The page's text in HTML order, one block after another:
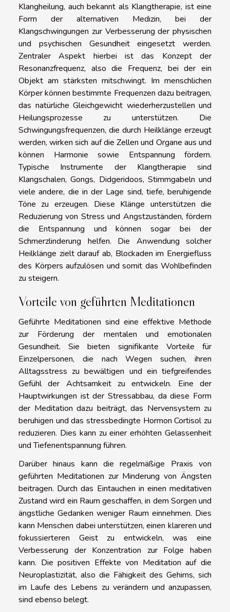
Klangheilung, auch bekannt als Klangtherapie, ist eine
Form der alternativen Medizin, bei der
Klangschwingungen zur Verbesserung der physischen
und psychischen Gesundheit eingesetzt werden.
Zentraler Aspekt hierbei ist das Konzept der
Resonanzfrequenz, also die Frequenz, bei der ein
Objekt am stärksten mitschwingt. Im menschlichen
Körper können bestimmte Frequenzen dazu beitragen,
das natürliche Gleichgewicht wiederherzustellen und
Heilungsprozesse zu unterstützen. Die
Schwingungsfrequenzen, die durch Heilklänge erzeugt
werden, wirken sich auf die Zellen und Organe aus und
können Harmonie sowie Entspannung fördern.
Typische Instrumente der Klangtherapie sind
Klangschalen, Gongs, Didgeridoos, Stimmgabeln und
viele andere, die in der Lage sind, tiefe, beruhigende
Töne zu erzeugen. Diese Klänge unterstützen die
Reduzierung von Stress und Angstzuständen, fördern
die Entspannung und können sogar bei der
Schmerzlinderung helfen. Die Anwendung solcher
Heilklänge zielt darauf ab, Blockaden im Energiefluss
des Körpers aufzulösen und somit das Wohlbefinden
zu steigern.
Vorteile von geführten Meditationen
Geführte Meditationen sind eine effektive Methode
zur Förderung der mentalen und emotionalen
Gesundheit. Sie bieten signifikante Vorteile für
Einzelpersonen, die nach Wegen suchen, ihren
Alltagsstress zu bewältigen und ein tiefgreifendes
Gefühl der Achtsamkeit zu entwickeln. Eine der
Hauptwirkungen ist der Stressabbau, da diese Form
der Meditation dazu beiträgt, das Nervensystem zu
beruhigen und das stressbedingte Hormon Cortisol zu
reduzieren. Dies kann zu einer erhöhten Gelassenheit
und Tiefenentspannung führen.
Darüber hinaus kann die regelmäßige Praxis von
geführten Meditationen zur Minderung von Ängsten
beitragen. Durch das Eintauchen in einen meditativen
Zustand wird ein Raum geschaffen, in dem Sorgen und
ängstliche Gedanken weniger Raum einnehmen. Dies
kann Menschen dabei unterstützen, einen klareren und
fokussierteren Geist zu entwickeln, was eine
Verbesserung der Konzentration zur Folge haben
kann. Die positiven Effekte von Meditation auf die
Neuroplastizität, also die Fähigkeit des Gehirns, sich
im Laufe des Lebens zu verändern und anzupassen,
sind ebenso belegt.